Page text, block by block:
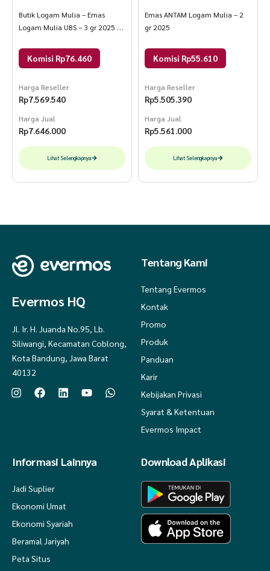
Butik Logam Mulia – Emas
Logam Mulia UBS – 3 gr 2025 3
Komisi Rp76.460
Harga Reseller
Rp7.569.540
Harga Jual
Rp7.646.000
Lihat Selengkapnya
Emas ANTAM Logam Mulia – 2
gr 2025
Komisi Rp55.610
Harga Reseller
Rp5.505.390
Harga Jual
Rp5.561.000
Lihat Selengkapnya
Evermos HQ
Jl. Ir. H. Juanda No.95, Lb.
Siliwangi, Kecamatan Coblong,
Kota Bandung, Jawa Barat
40132
Tentang Kami
Tentang Evermos
Kontak
Promo
Produk
Panduan
Karir
Kebijakan Privasi
Syarat & Ketentuan
Evermos Impact
Informasi Lainnya
Jadi Suplier
Ekonomi Umat
Ekonomi Syariah
Beramal Jariyah
Peta Situs
Download Aplikasi